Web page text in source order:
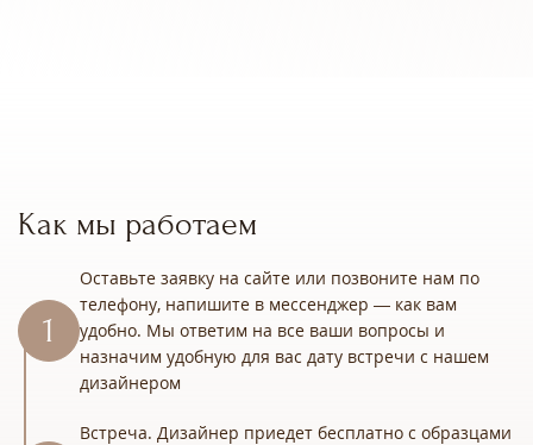
Как мы работаем
Оставьте заявку на сайте или позвоните нам по
телефону, напишите в мессенджер — как вам
удобно. Мы ответим на все ваши вопросы и
назначим удобную для вас дату встречи с нашем
дизайнером
Встреча. Дизайнер приедет бесплатно с образцами